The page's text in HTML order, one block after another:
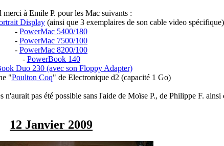
merci à Emile P. pour les Mac suivants :
Display (ainsi que 3 exemplaires de son cable video spécifique)
- PowerMac 5400/180
- PowerMac 7500/100
- PowerMac 8200/100
- PowerBook 140
Duo 230 (avec son Floppy Adapter)
"Poulton Coq" de Electronique d2 (capacité 1 Go)
pas été possible sans l'aide de Moïse P., de Philippe F.
12 Janvier 2009